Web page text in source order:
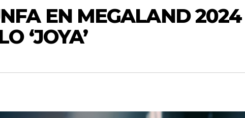
EN MEGALAND 2024
‘JOYA’